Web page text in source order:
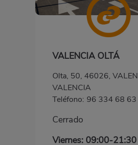
VALENCIA OLTÁ
Olta, 50, 46026,
VALENCIA
Teléfono: 96 334 68 63
Cerrado
Viernes: 09:00-21:30